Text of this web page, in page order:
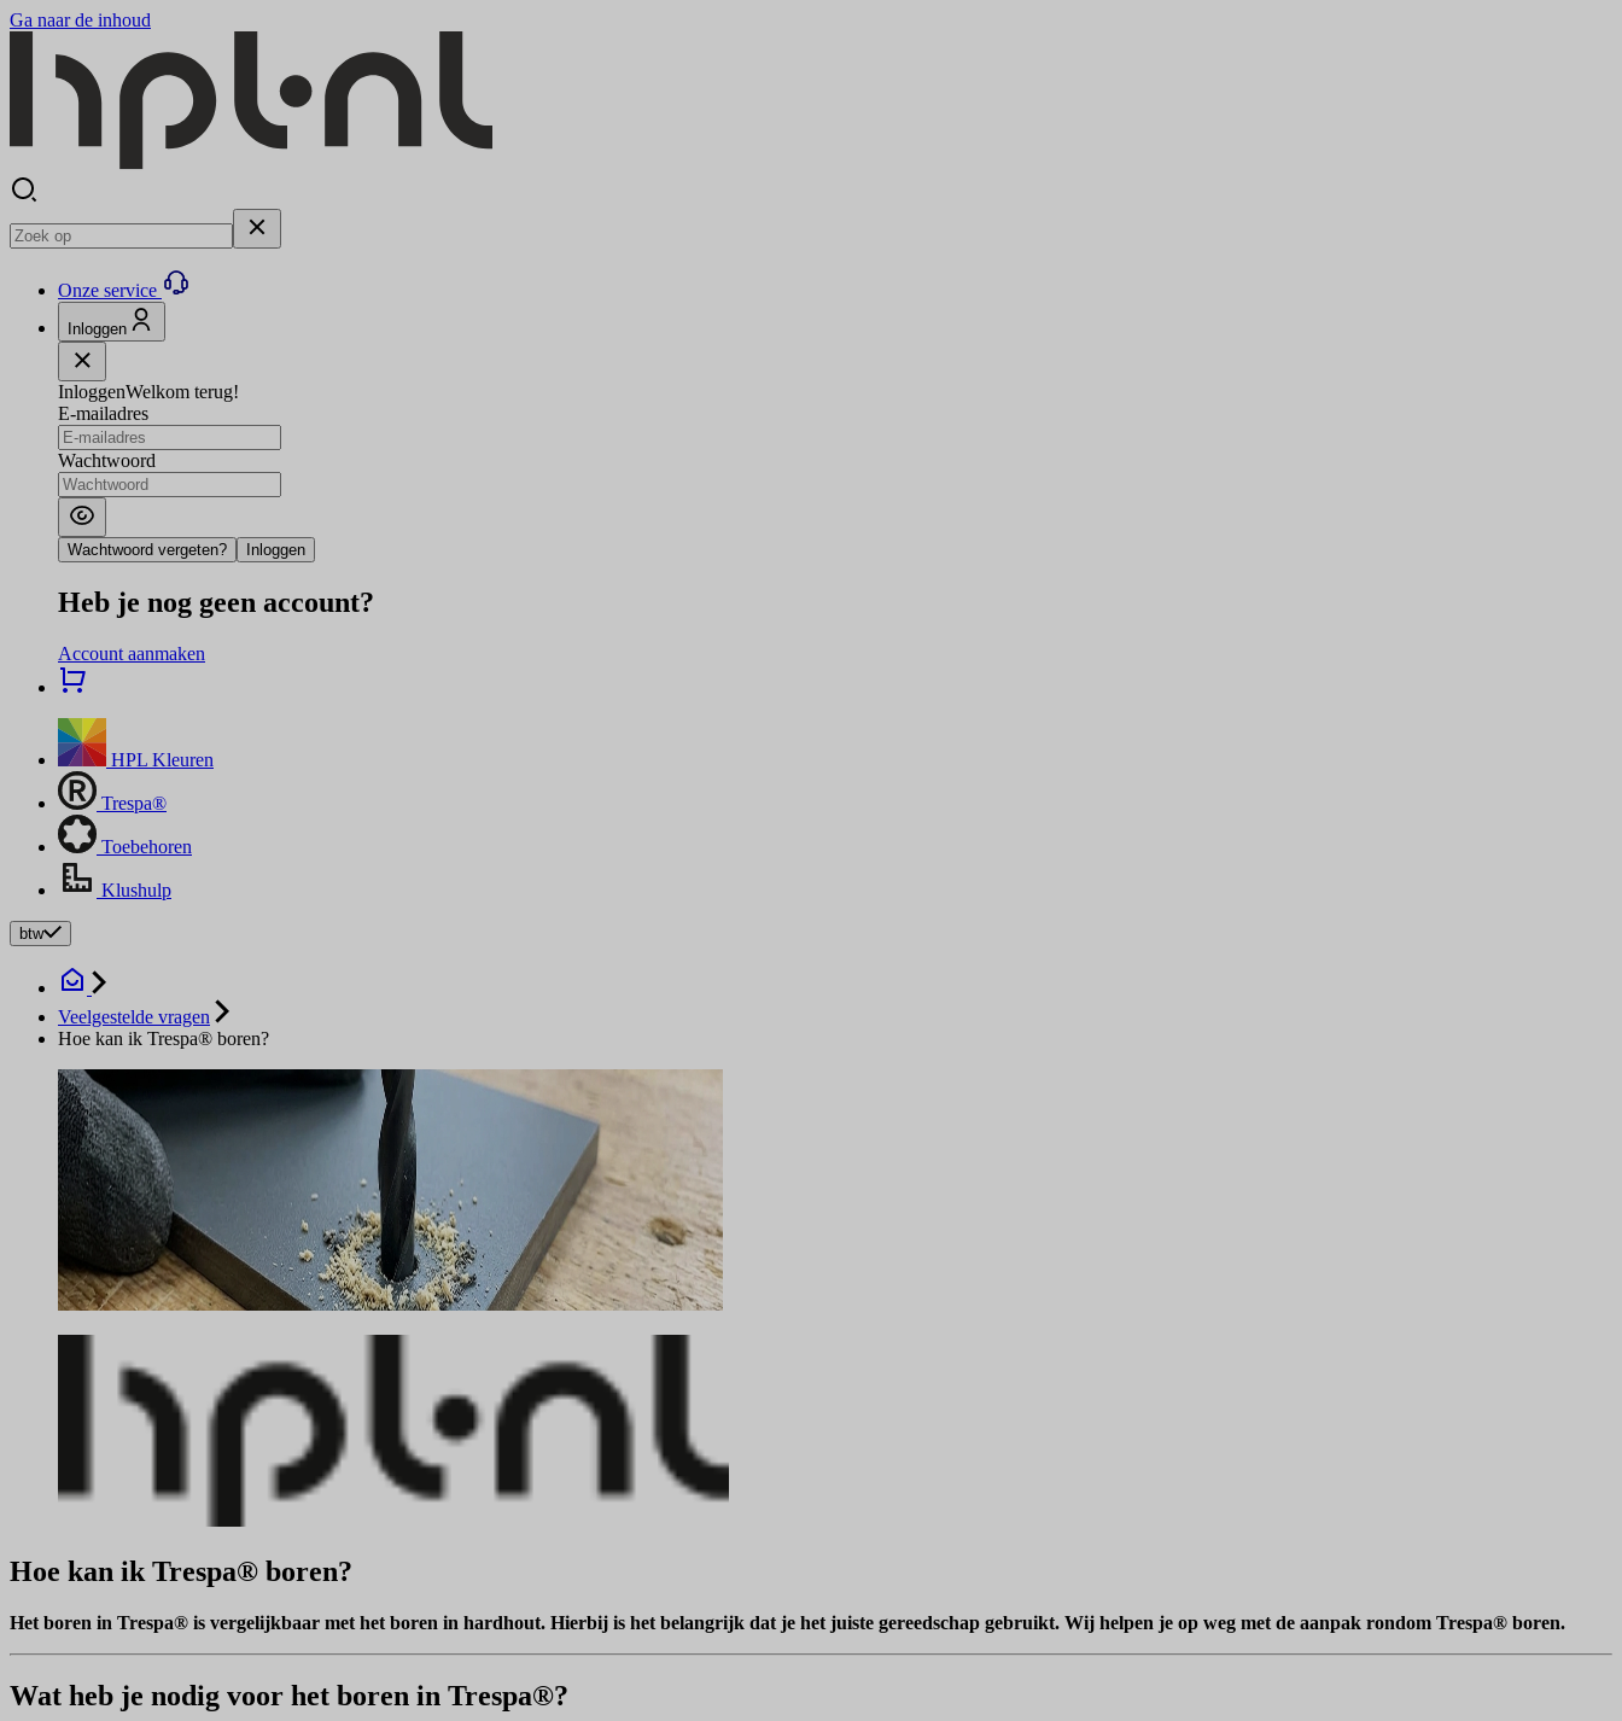
Ga naar de inhoud
Onze service
Inloggen
InloggenWelkom terug!
E-mailadres
Wachtwoord
Wachtwoord vergeten? Inloggen
Heb je nog geen account?
Account aanmaken
HPL Kleuren
Trespa®
Toebehoren
Klushulp
btw
Veelgestelde vragen
Hoe kan ik Trespa® boren?
Hoe kan ik Trespa® boren?
Het boren in Trespa® is vergelijkbaar met het boren in hardhout. Hierbij is het belangrijk dat je het juiste gereedschap gebruikt. Wij helpen je op weg met de aanpak rondom Trespa® boren.
Wat heb je nodig voor het boren in Trespa®?